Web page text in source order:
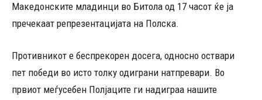
Македонските младинци во Битола од 17 часот ќе ја
пречекаат репрезентацијата на Полска.
Противникот е беспрекорен досега, односно оствари
пет победи во исто толку одиграни натпревари. Во
првиот меѓусебен Полјаците ги надиграа нашите